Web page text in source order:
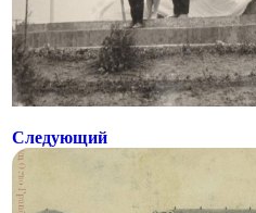
Следующий